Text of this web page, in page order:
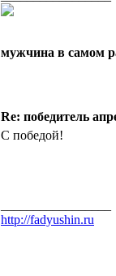
мужчина в самом
Re: победитель
С победой!
http://fadyushin.ru